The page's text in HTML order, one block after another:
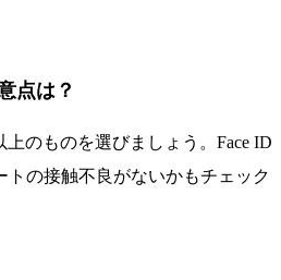
点は？
のものを選びましょう。Face ID
トの接触不良がないかもチェック